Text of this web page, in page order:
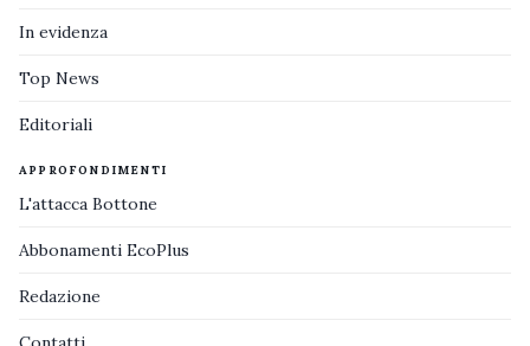
In evidenza
Top News
Editoriali
APPROFONDIMENTI
L'attacca Bottone
Abbonamenti EcoPlus
Redazione